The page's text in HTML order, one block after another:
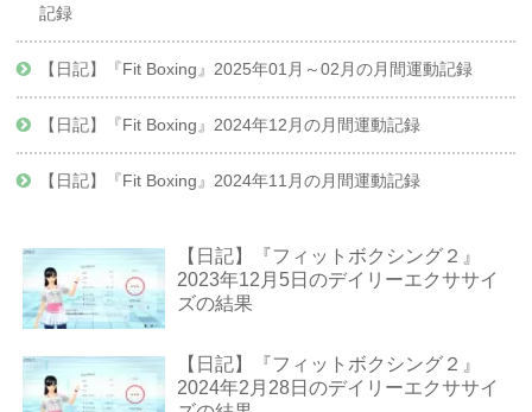
記録
【日記】『Fit Boxing』2025年01月～02月の月間運動記録
【日記】『Fit Boxing』2024年12月の月間運動記録
【日記】『Fit Boxing』2024年11月の月間運動記録
【日記】『フィットボクシング２』
2023年12月5日のデイリーエクササイ
ズの結果
【日記】『フィットボクシング２』
2024年2月28日のデイリーエクササイ